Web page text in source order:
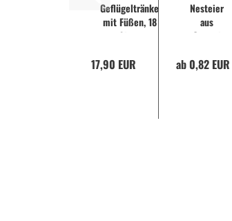
Geflügeltränke
mit Füßen, 18
Liter
17,90 EUR
Nesteier
aus
Gummi
Gips
ab 0,82 EUR